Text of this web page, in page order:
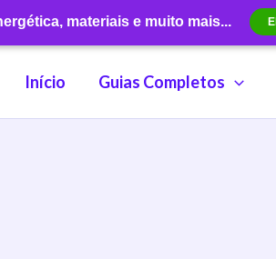
materiais e muito mais...
Início Guias Completos